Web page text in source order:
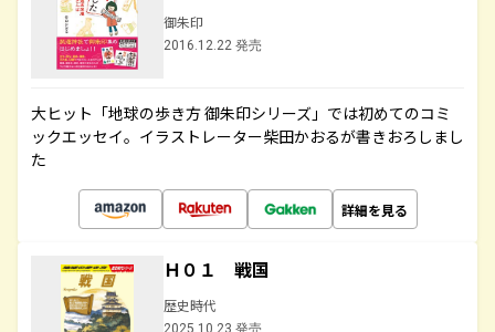
御朱印
2016.12.22 発売
大ヒット「地球の歩き方 御朱印シリーズ」では初めてのコミ
ックエッセイ。イラストレーター柴田かおるが書きおろしまし
た
詳細を見る
Ｈ０１ 戦国
歴史時代
2025.10.23 発売